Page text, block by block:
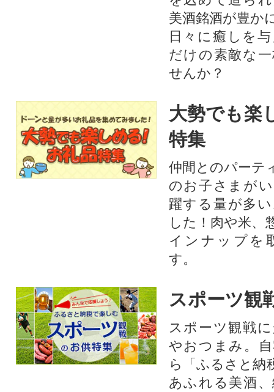
美酒銘酒が豊か
日々に癒しを
だけの素敵な
せんか？
大勢でも楽
特集
仲間とのパーテ
のお子さまが
躍する量が多
した！肉や米、
インナップを
す。
スポーツ観
スポーツ観戦
やおつまみ。
ら「ふるさと納
あふれる美酒